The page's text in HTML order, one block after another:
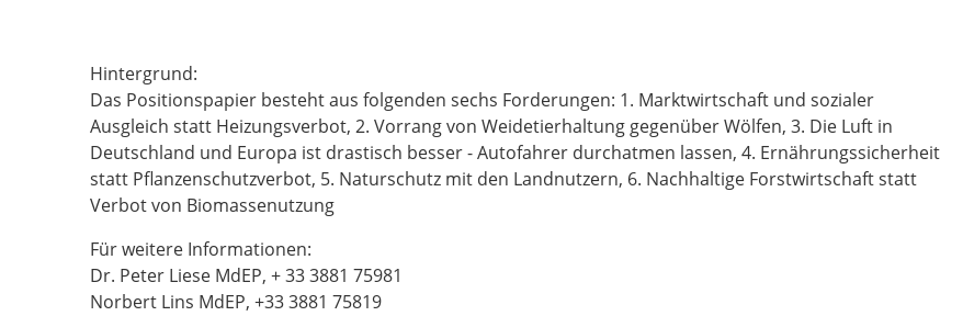
Hintergrund:
Das Positionspapier besteht aus folgenden sechs Forderungen: 1. Marktwirtschaft und sozialer
Ausgleich statt Heizungsverbot, 2. Vorrang von Weidetierhaltung gegenüber Wölfen, 3. Die Luft in
Deutschland und Europa ist drastisch besser - Autofahrer durchatmen lassen, 4. Ernährungssicherheit
statt Pflanzenschutzverbot, 5. Naturschutz mit den Landnutzern, 6. Nachhaltige Forstwirtschaft statt
Verbot von Biomassenutzung
Für weitere Informationen:
Dr. Peter Liese MdEP, + 33 3881 75981
Norbert Lins MdEP, +33 3881 75819